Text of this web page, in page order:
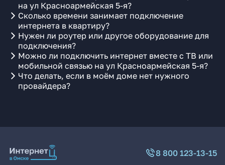
на ул Красноармейская 5-я?
Сколько времени занимает подключение
интернета в квартиру?
Нужен ли роутер или другое оборудование для
подключения?
Можно ли подключить интернет вместе с ТВ или
мобильной связью на ул Красноармейская 5-я?
Что делать, если в моём доме нет нужного
провайдера?
8 800 123-13-15